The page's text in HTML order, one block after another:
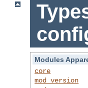
Modules
core
mod_version